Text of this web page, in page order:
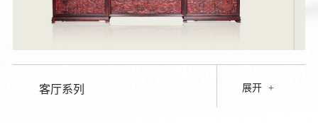
客厅系列 展开 +